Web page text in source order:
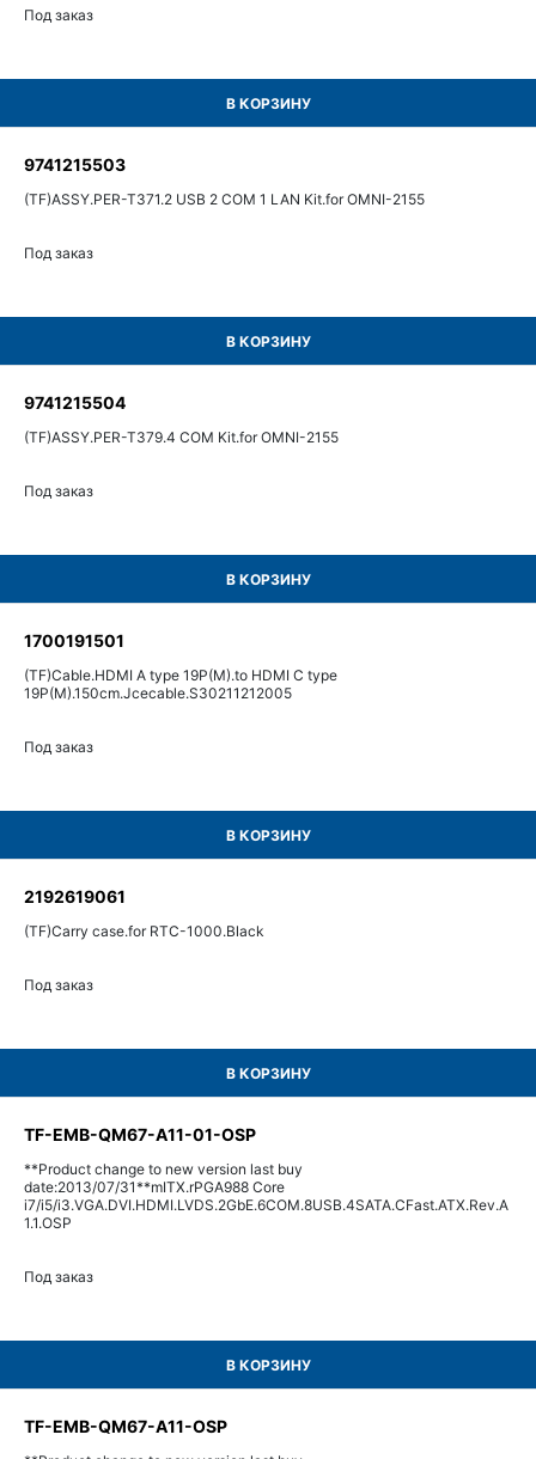
Под заказ
В КОРЗИНУ
9741215503
(TF)ASSY.PER-T371.2 USB 2 COM 1 LAN Kit.for OMNI-2155
Под заказ
В КОРЗИНУ
9741215504
(TF)ASSY.PER-T379.4 COM Kit.for OMNI-2155
Под заказ
В КОРЗИНУ
1700191501
(TF)Cable.HDMI A type 19P(M).to HDMI C type
19P(M).150cm.Jcecable.S30211212005
Под заказ
В КОРЗИНУ
2192619061
(TF)Carry case.for RTC-1000.Black
Под заказ
В КОРЗИНУ
TF-EMB-QM67-A11-01-OSP
**Product change to new version last buy
date:2013/07/31**mITX.rPGA988 Core
i7/i5/i3.VGA.DVI.HDMI.LVDS.2GbE.6COM.8USB.4SATA.CFast.ATX.Rev.A
1.1.OSP
Под заказ
В КОРЗИНУ
TF-EMB-QM67-A11-OSP